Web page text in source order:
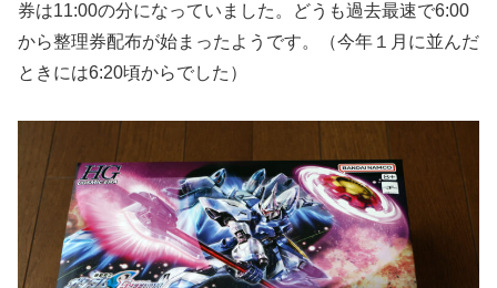
券は11:00の分になっていました。どうも過去最速で6:00
から整理券配布が始まったようです。（今年１月に並んだ
ときには6:20頃からでした）